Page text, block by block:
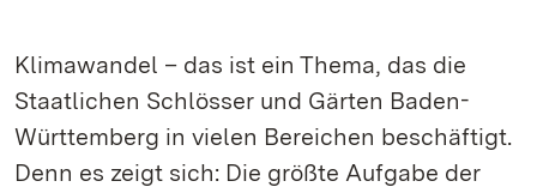
Klimawandel – das ist ein Thema, das die
Staatlichen Schlösser und Gärten Baden-
Württemberg in vielen Bereichen beschäftigt.
Denn es zeigt sich: Die größte Aufgabe der